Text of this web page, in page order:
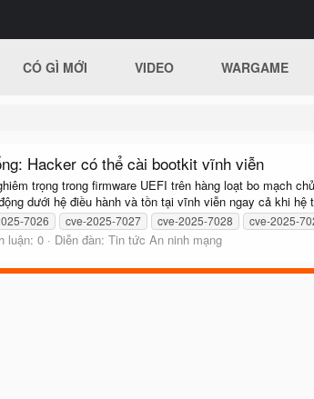
CÓ GÌ MỚI VIDEO WARGAME
Hacker có thể cài bootkit vĩnh viễn
trọng trong firmware UEFI trên hàng loạt bo mạch
dưới hệ điều hành và tồn tại vĩnh viễn ngay cả khi hệ
7026 cve-2025-7027 cve-2025-7028 cve-2025-
luận: 0 Diễn đàn: Tin tức An ninh mạng